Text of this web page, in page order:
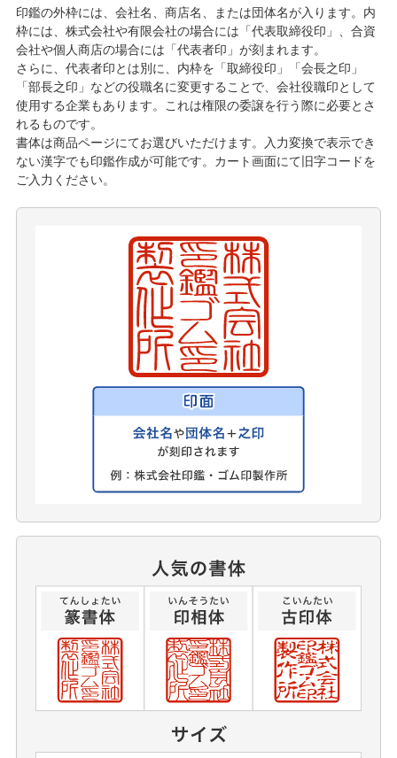
印鑑の外枠には、会社名、商店名、または団体名が入ります。内
枠には、株式会社や有限会社の場合には「代表取締役印」、合資
会社や個人商店の場合には「代表者印」が刻まれます。
さらに、代表者印とは別に、内枠を「取締役印」「会長之印」
「部長之印」などの役職名に変更することで、会社役職印として
使用する企業もあります。これは権限の委譲を行う際に必要とさ
れるものです。
書体は商品ページにてお選びいただけます。入力変換で表示でき
ない漢字でも印鑑作成が可能です。カート画面にて旧字コードを
ご入力ください。